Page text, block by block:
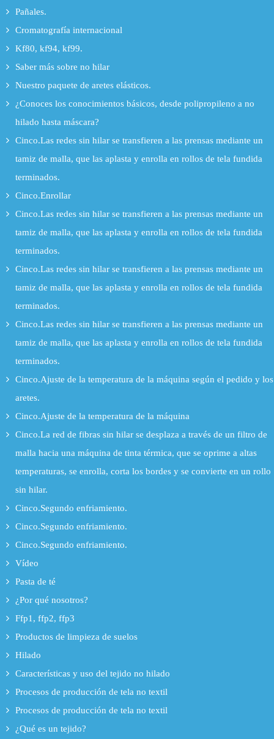
Pañales.
Cromatografía internacional
Kf80, kf94, kf99.
Saber más sobre no hilar
Nuestro paquete de aretes elásticos.
¿Conoces los conocimientos básicos, desde polipropileno a no
hilado hasta máscara?
Cinco.Las redes sin hilar se transfieren a las prensas mediante un
tamiz de malla, que las aplasta y enrolla en rollos de tela fundida
terminados.
Cinco.Enrollar
Cinco.Las redes sin hilar se transfieren a las prensas mediante un
tamiz de malla, que las aplasta y enrolla en rollos de tela fundida
terminados.
Cinco.Las redes sin hilar se transfieren a las prensas mediante un
tamiz de malla, que las aplasta y enrolla en rollos de tela fundida
terminados.
Cinco.Las redes sin hilar se transfieren a las prensas mediante un
tamiz de malla, que las aplasta y enrolla en rollos de tela fundida
terminados.
Cinco.Ajuste de la temperatura de la máquina según el pedido y los
aretes.
Cinco.Ajuste de la temperatura de la máquina
Cinco.La red de fibras sin hilar se desplaza a través de un filtro de
malla hacia una máquina de tinta térmica, que se oprime a altas
temperaturas, se enrolla, corta los bordes y se convierte en un rollo
sin hilar.
Cinco.Segundo enfriamiento.
Cinco.Segundo enfriamiento.
Cinco.Segundo enfriamiento.
Vídeo
Pasta de té
¿Por qué nosotros?
Ffp1, ffp2, ffp3
Productos de limpieza de suelos
Hilado
Características y uso del tejido no hilado
Procesos de producción de tela no textil
Procesos de producción de tela no textil
¿Qué es un tejido?